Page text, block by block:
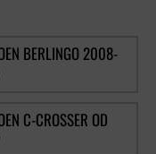
BERLINGO 2008-
C-CROSSER OD